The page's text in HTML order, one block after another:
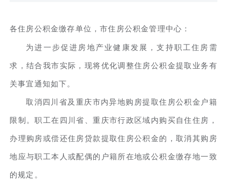
各住房公积金缴存单位，市住房公积金管理中心：
为进一步促进房地产业健康发展，支持职工住房需
求，结合我市实际，现将优化调整住房公积金提取业务有
关事宜通知如下。
取消四川省及重庆市内异地购房提取住房公积金户籍
限制。职工在四川省、重庆市行政区域内购买自住住房，
办理购房或偿还住房贷款提取住房公积金的，取消其购房
地应与职工本人或配偶的户籍所在地或公积金缴存地一致
的规定。